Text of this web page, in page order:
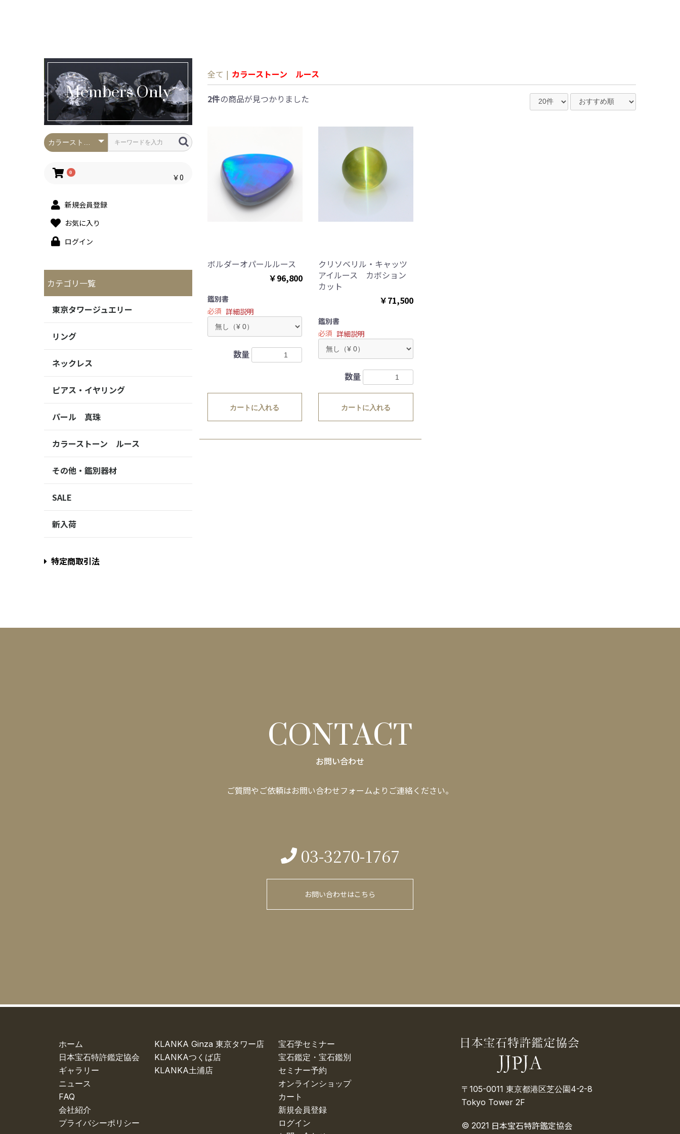
Members Only
0
￥0
新規会員登録
お気に入り
ログイン
カテゴリ一覧
東京タワージュエリー
リング
ネックレス
ピアス・イヤリング
パール 真珠
カラーストーン ルース
その他・鑑別器材
SALE
新入荷
特定商取引法
全て | カラーストーン ルース
2件の商品が見つかりました
ボルダーオパールルース
￥96,800
鑑別書
必須 詳細説明
数量
カートに入れる
クリソベリル・キャッツ
アイルース カボション
カット
￥71,500
鑑別書
必須 詳細説明
数量
カートに入れる
CONTACT
お問い合わせ
ご質問やご依頼はお問い合わせフォームよりご連絡ください。
03-3270-1767
お問い合わせはこちら
ホーム
日本宝石特許鑑定協会
ギャラリー
ニュース
FAQ
会社紹介
プライバシーポリシー
KLANKA Ginza 東京タワー店
KLANKAつくば店
KLANKA土浦店
宝石学セミナー
宝石鑑定・宝石鑑別
セミナー予約
オンラインショップ
カート
新規会員登録
ログイン
〒105-0011 東京都港区芝公園4-2-8
Tokyo Tower 2F
© 2021 日本宝石特許鑑定協会